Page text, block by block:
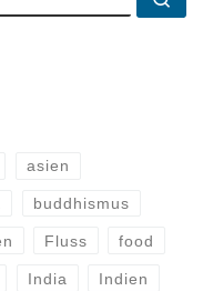
asien
buddhismus
Fluss food
India Indien